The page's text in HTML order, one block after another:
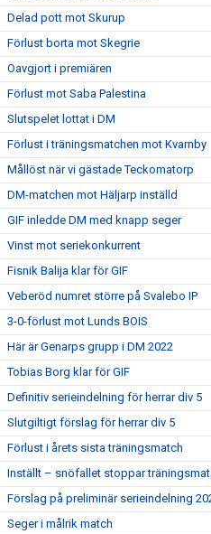
Delad pott mot Skurup
Förlust borta mot Skegrie
Oavgjort i premiären
Förlust mot Saba Palestina
Slutspelet lottat i DM
Förlust i träningsmatchen mot Kvarnby
Mållöst när vi gästade Teckomatorp
DM-matchen mot Häljarp inställd
GIF inledde DM med knapp seger
Vinst mot seriekonkurrent
Fisnik Balija klar för GIF
Veberöd numret större på Svalebo IP
3-0-förlust mot Lunds BOIS
Här är Genarps grupp i DM 2022
Tobias Borg klar för GIF
Definitiv serieindelning för herrar div 5
Slutgiltigt förslag för herrar div 5
Förlust i årets sista träningsmatch
Inställt – snöfallet stoppar
Förslag på preliminär serieindelning
Seger i målrik match